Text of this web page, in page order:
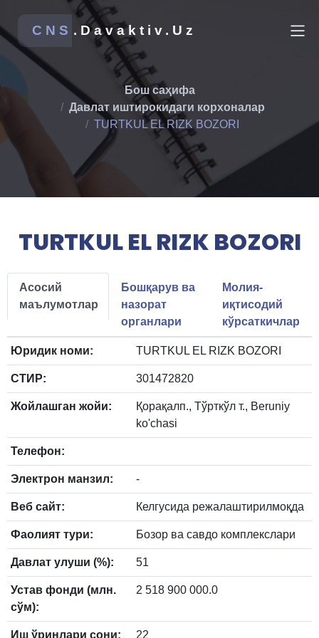
CNS .Davaktiv.Uz
Бош саҳифа
Давлат иштирокидаги корхоналар
TURTKUL EL RIZK BOZORI
TURTKUL EL RIZK BOZORI
Асосий
маълумотлар
Бошқарув ва
назорат
органлари
Молия-
иқтисодий
кўрсаткичлар
Юридик номи: TURTKUL EL RIZK BOZORI
СТИР: 301472820
Жойлашган жойи:
Қорақалп., Тўрткўл т., Beruniy
ko'chasi
Телефон:
Электрон манзил: -
Веб сайт: Келгусида режалаштирилмоқда
Фаолият тури: Бозор ва савдо комплекслари
Давлат улуши (%): 51
Устав фонди (млн.
сўм):
2 518 900 000.0
Иш ўринлари сони: 22